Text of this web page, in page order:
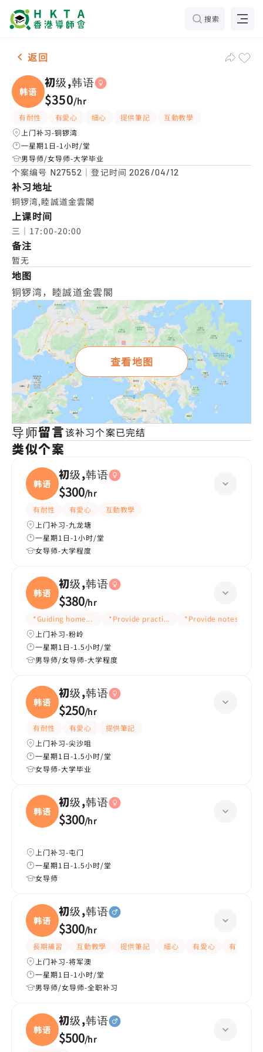
搜索
女-1名 初级,韩语，铜锣湾 补习推介
返回
韩语
初级,韩语
$350/hr
有耐性 有愛心 細心 提供筆記
互動教學
上门补习-铜锣湾
一星期1日-1小时/堂
男导师/女导师-大学毕业
个案编号 N27552 ｜登记时间2026/04/12
补习地址
铜锣湾,睦誠道金雲閣
上课时间
三｜17:00-20:00
备注
暂无
地图
铜锣湾，睦誠道金雲閣
查看地图
导师留言该补习个案已完结
类似个案
韩语
初级,韩语
$300/hr
有耐性 有愛心
互動教學
上门补习-九龙塘
一星期1日-1小时/堂
女导师-大学程度
韩语
初级,韩语
$380/hr
*Guiding homework *Provide practice questions/test
*Provide notes
上门补习-粉岭
一星期1日-1.5小时/堂
男导师/女导师-大学程度
韩语
初级,韩语
$250/hr
有耐性 有愛心
提供筆記
上门补习-尖沙咀
一星期1日-1.5小时/堂
女导师-大学毕业
韩语
初级,韩语
$300/hr
上门补习-屯门
一星期1日-1.5小时/堂
女导师
韩语
初级,韩语
$300/hr
長期補習 互動教學 提供筆記 細心 有愛心
有耐性
上门补习-将军澳
一星期1日-1小时/堂
男导师/女导师-全职补习
韩语
初级,韩语
$500/hr